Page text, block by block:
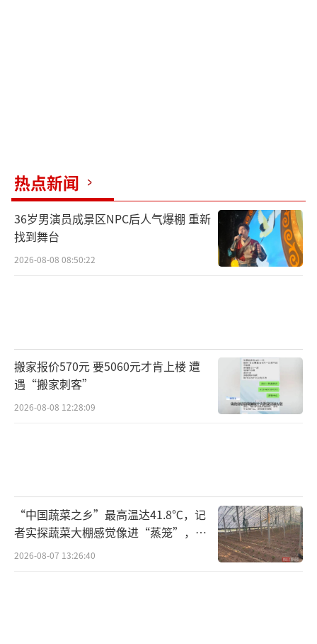
热点新闻
36岁男演员成景区NPC后人气爆棚 重新
找到舞台
2026-08-08 08:50:22
搬家报价570元 要5060元才肯上楼 遭
遇“搬家刺客”
2026-08-08 12:28:09
“中国蔬菜之乡”最高温达41.8℃，记
者实探蔬菜大棚感觉像进“蒸笼”，有
村民称只能凌晨两点起来干活
2026-08-07 13:26:40